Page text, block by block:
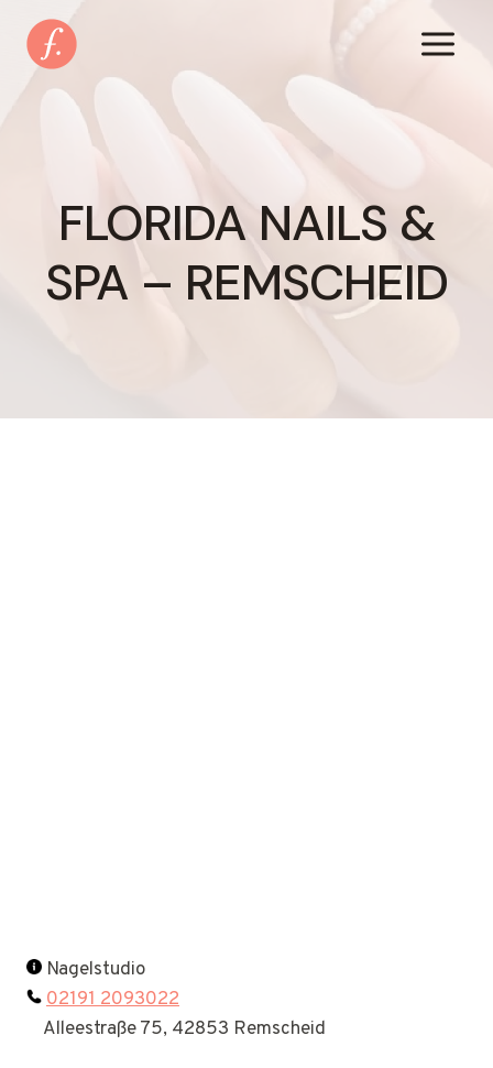
Inhalt
springen
FLORIDA NAILS &
SPA – REMSCHEID
Nagelstudio
02191 2093022
Alleestraße 75, 42853 Remscheid